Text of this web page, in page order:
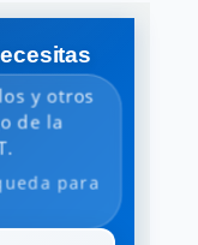
y otros
de la
para